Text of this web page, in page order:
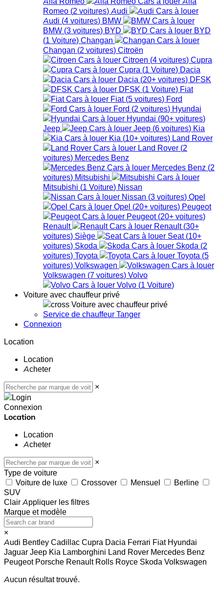
Romeo (2 voitures) Audi
Audi (4 voitures) BMW
BMW (3 voitures) BYD
BYD
(1 Voiture) Changan
Changan (2 voitures) Citroën
Citroen (4 voitures) Cupra
Cupra (1 Voiture) Dacia
Dacia (20+ voitures) DFSK
DFSK (1 Voiture) Fiat
Fiat (5 voitures) Ford
Ford (2 voitures) Hyundai
Hyundai (90+ voitures)
Jeep
Jeep (6 voitures) Kia
Kia (10+ voitures) Land Rover
Land Rover (2
voitures) Mercedes Benz
Mercedes Benz (2
voitures) Mitsubishi
Mitsubishi (1 Voiture) Nissan
Nissan (3 voitures) Opel
Opel (20+ voitures) Peugeot
Peugeot (20+ voitures)
Renault
Renault (30+
voitures) Siège Seat (10+
voitures) Skoda Skoda (2
voitures) Toyota Toyota (5
voitures) Volkswagen
Volkswagen (7 voitures) Volvo
Volvo (1 Voiture)
Voiture avec chauffeur privé
Voiture avec chauffeur privé
Service de chauffeur Tanger
Connexion
Location
Location
Acheter
×
Connexion
Location
Location
Acheter
×
Type de voiture
Voiture de luxe
Crossover Mensuel
Berline
SUV
Clair Appliquer les filtres
Marque et modèle
×
Audi Bentley Cadillac Cupra Dacia Ferrari Fiat Hyundai
Jaguar Jeep Kia Lamborghini Land Rover Mercedes Benz
Peugeot Porsche Renault Rolls Royce Skoda Volkswagen
Aucun résultat trouvé.